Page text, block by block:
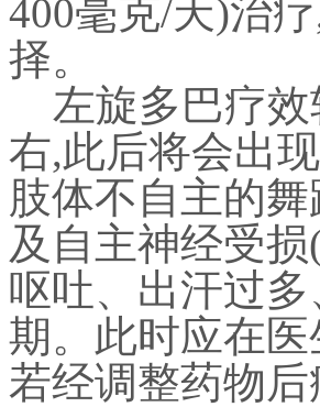
400毫克/天)治疗
择。
左旋多巴疗
右,此后将会出
肢体不自主的
及自主神经受损
呕吐、出汗过
期。此时应在
若经调整药物